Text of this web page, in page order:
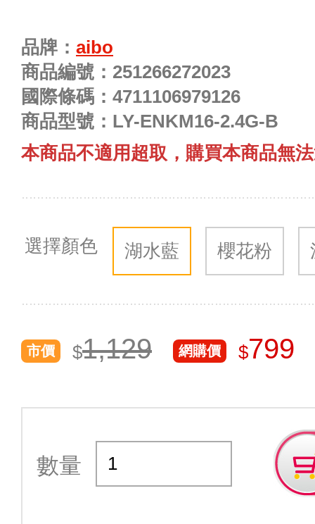
品牌： aibo
商品編號： 251266272023
國際條碼： 4711106979126
商品型號： LY-ENKM16-2.4G-B
本商品不適用超取，購買本商品無
選擇顏色 湖水藍 櫻花粉
市價 $1,129 網購價 $799
數量